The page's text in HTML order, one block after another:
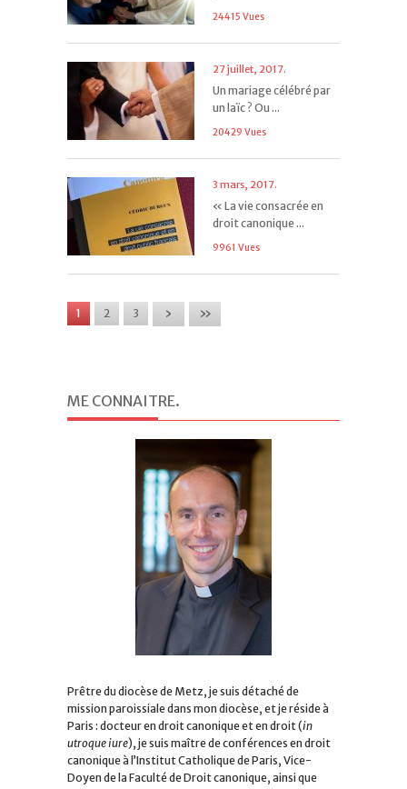
24415 Vues
27 juillet, 2017.
Un mariage célébré par
un laïc ? Ou ...
20429 Vues
3 mars, 2017.
« La vie consacrée en
droit canonique ...
9961 Vues
1 2 3 › »
ME CONNAITRE.
Prêtre du diocèse de Metz, je suis détaché de
mission paroissiale dans mon diocèse, et je réside à
Paris : docteur en droit canonique et en droit (in
utroque iure), je suis maître de conférences en droit
canonique à l’Institut Catholique de Paris, Vice-
Doyen de la Faculté de Droit canonique, ainsi que